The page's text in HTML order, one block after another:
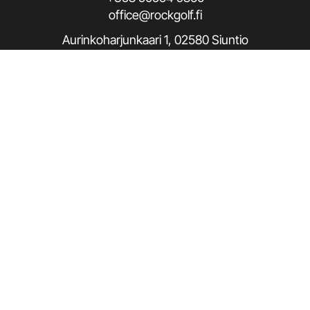
office@rockgolf.fi
Aurinkoharjunkaari 1, 02580 Siuntio